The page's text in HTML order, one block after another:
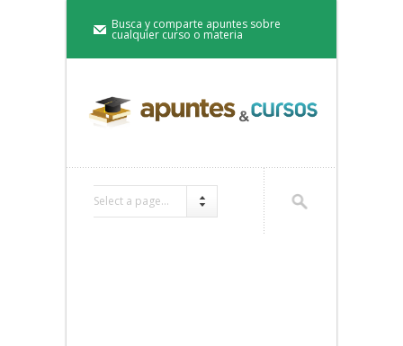
Busca y comparte apuntes sobre
cualquier curso o materia
Select a page...